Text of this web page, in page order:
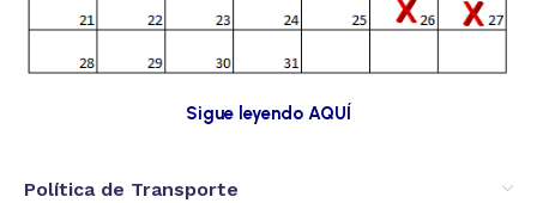
Sigue leyendo AQUÍ
Política de Transporte